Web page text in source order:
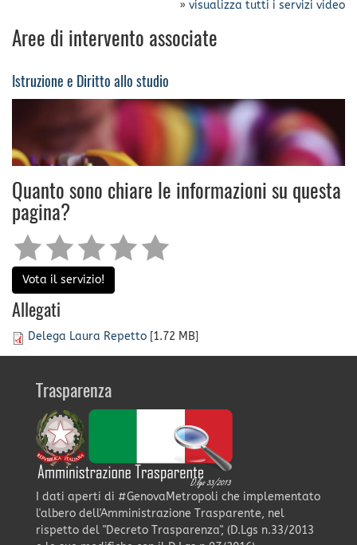
» visualizza tutti i servizi video
Aree di intervento associate
Istruzione e Diritto allo studio
Quanto sono chiare le informazioni su questa
pagina?
Vota il servizio!
Allegati
Delega Laura Repetto [1.72 MB]
Trasparenza
I dati aperti di #GenovaMetropoli che implementato
l'albero dell'Amministrazione Trasparente, nel
rispetto del "Decreto Trasparenza", (D.Lgs n.33/2013